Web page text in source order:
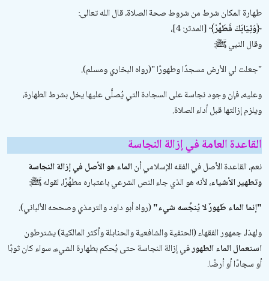
طهارة المكان شرط من شروط صحة الصلاة، قال الله تعالى:
﴿وَثِيَابَكَ فَطَهِّرْ﴾[المدثر: 4]،
وقال النبي ﷺ:
"جعلت لي الأرض مسجدًا وطهورًا"(رواه البخاري ومسلم).
وعليه، فإن وجود نجاسة على السجادة التي يُصلَّى عليها يخل بشرط الطهارة،
ويلزم إزالتها قبل أداء الصلاة.
القاعدة العامة في إزالة النجاسة
نعم، القاعدة الأصل في الفقه الإسلامي أنالماء هو الأصل في إزالة النجاسة
وتطهير الأشياء، لأنه هو الذي جاء النص الشرعي باعتباره مطهِّرًا، لقوله ﷺ:
"إنما الماء طَهورٌ لا يُنجِّسه شيء"(رواه أبو داود والترمذي وصححه الألباني).
ولهذا، جمهور الفقهاء (الحنفية والشافعية والحنابلة وأكثر المالكية) يشترطون
استعمال الماء الطهورفي إزالة النجاسة حتى يُحكم بطهارة الشيء، سواء كان ثوبًا
أو سجادًا أو أرضًا.